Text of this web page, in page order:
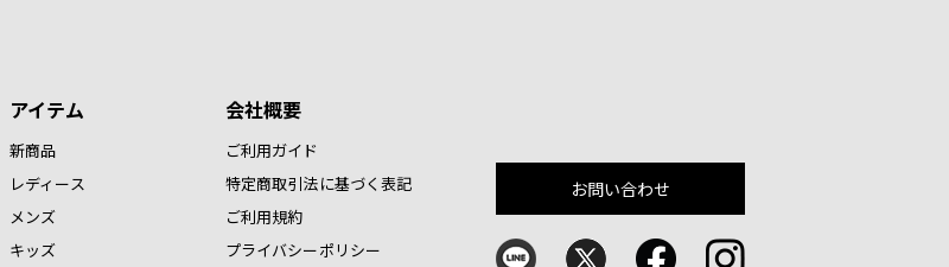
アイテム
新商品
レディース
メンズ
キッズ
会社概要
ご利用ガイド
特定商取引法に基づく表記
ご利用規約
プライバシーポリシー
お問い合わせ